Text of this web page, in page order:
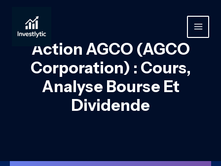
contenu
MAIN
Action AGCO (AGCO
Corporation) : Cours,
Analyse Bourse Et
Dividende